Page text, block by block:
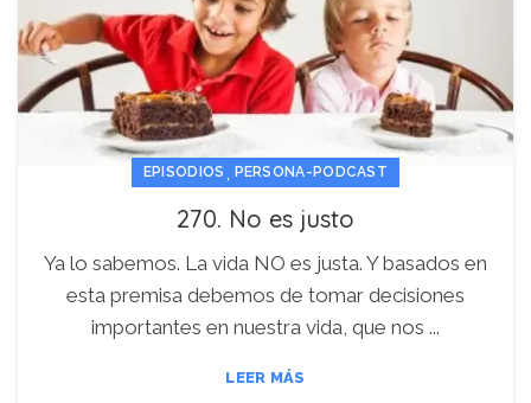
EPISODIOS , PERSONA-PODCAST
270. No es justo
Ya lo sabemos. La vida NO es justa. Y basados en
esta premisa debemos de tomar decisiones
importantes en nuestra vida, que nos ...
LEER MÁS